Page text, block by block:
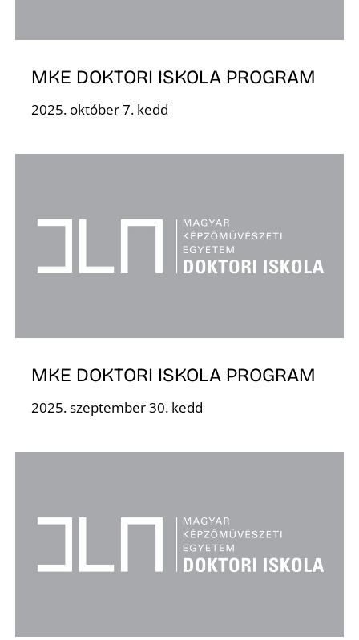
MKE DOKTORI ISKOLA PROGRAM
2025. október 7. kedd
MKE DOKTORI ISKOLA PROGRAM
2025. szeptember 30. kedd